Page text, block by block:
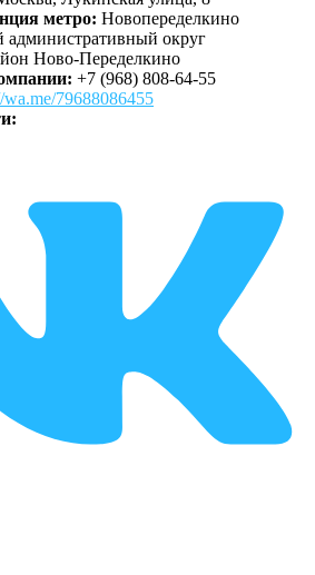
метро: Новопеределкино
административный округ
Ново-Переделкино
+7 (968) 808-64-55
wa.me/79688086455